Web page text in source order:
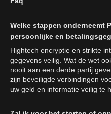
Welke stappen onderneemt
persoonlijke en
Hightech encryptie en strikte
gegevens veilig. Wat de wet
nooit aan een derde partij
zijn beveiligde verbindingen
uw geld en informatie veilig te